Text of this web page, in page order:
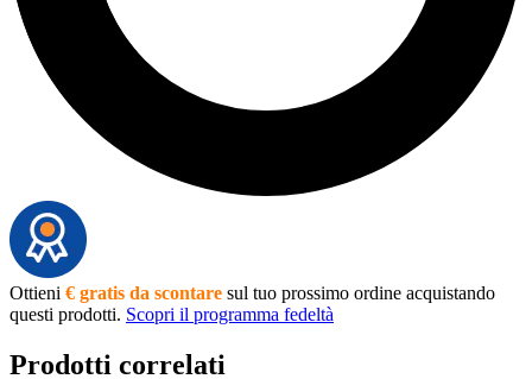
Ottieni € gratis da scontare sul tuo prossimo ordine acquistando
questi prodotti. Scopri il programma fedeltà
Prodotti correlati